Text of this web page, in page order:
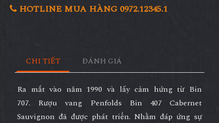
HOTLINE MUA HÀNG 0972.12345.1
CHI TIẾT ĐÁNH GIÁ
Ra mắt vào năm 1990 và lấy cảm hứng từ Bin
707. Rượu vang Penfolds Bin 407 Cabernet
Sauvignon đã được phát triển. Nhằm đáp ứng sự